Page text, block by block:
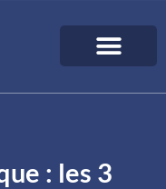
: les 3